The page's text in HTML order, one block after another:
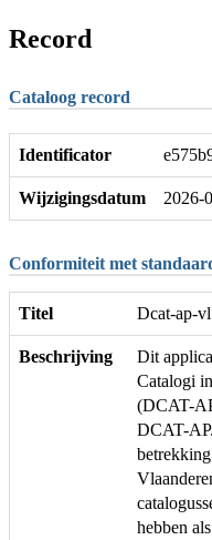
Record
Cataloog record
Identificator
Wijzigingsdatum 2026-
Conformiteit met
Titel Dcat-ap-vl
Beschrijving
Dit
Catalogi
(DCAT-
DCAT-
hebben